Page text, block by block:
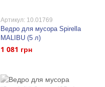
Артикул: 10.01769
Ведро для мусора Spirella
MALIBU (5 л)
1 081 грн